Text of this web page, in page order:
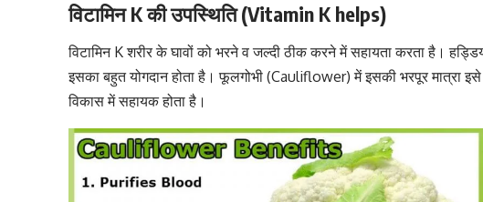
विटामिन K की उपस्थिति (Vitamin K helps)
विटामिन K शरीर के घावों को भरने व जल्दी ठीक करने में सहायता करता है।
इसका बहुत योगदान होता है । फूलगोभी (Cauliflower) में इसकी भरपूर मात्रा
विकास में सहायक होता है।